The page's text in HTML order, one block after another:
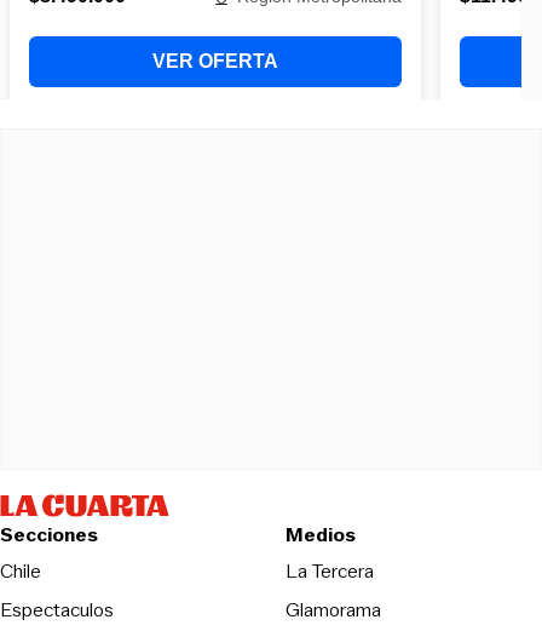
Secciones
Chile
Espectaculos
Medios
La TerceraOpens in new
Glamorama